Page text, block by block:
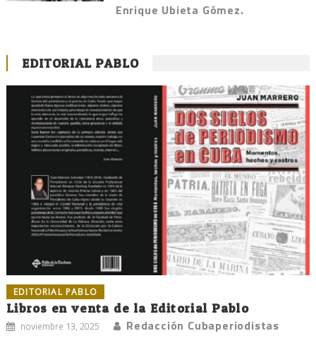
Enrique Ubieta Gómez.
EDITORIAL PABLO
EDITORIAL PABLO
Libros en venta de la Editorial Pablo
noviembre 13, 2025 Redacción Cubaperiodistas